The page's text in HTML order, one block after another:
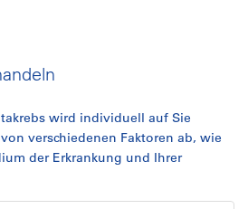
wird individuell auf Sie
verschiedenen Faktoren ab, wie
der Erkrankung und Ihrer